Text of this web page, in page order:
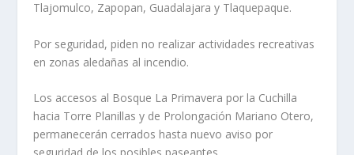
Tlajomulco, Zapopan, Guadalajara y Tlaquepaque.
Por seguridad, piden no realizar actividades recreativas
en zonas aledañas al incendio.
Los accesos al Bosque La Primavera por la Cuchilla
hacia Torre Planillas y de Prolongación Mariano Otero,
permanecerán cerrados hasta nuevo aviso por